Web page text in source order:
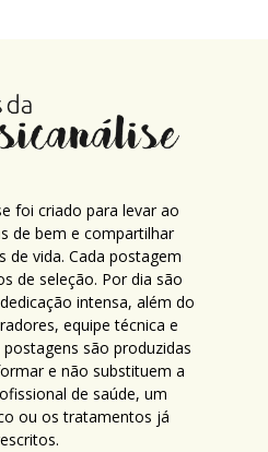
foi criado para levar ao
de bem e compartilhar
de vida. Cada postagem
de seleção. Por dia são
intensa, além do
equipe técnica e
são produzidas
e não substituem a
de saúde, um
ou os tratamentos já